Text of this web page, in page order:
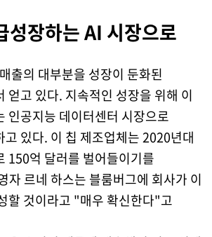
성장하는 AI 시장으로
출의 대부분을 성장이 둔화된
얻고 있다. 지속적인 성장을 위해 이
인공지능 데이터센터 시장으로
고 있다. 이 칩 제조업체는 2020년대
150억 달러를 벌어들이기를
자 르네 하스는 블룸버그에 회사가 이
할 것이라고 "매우 확신한다"고